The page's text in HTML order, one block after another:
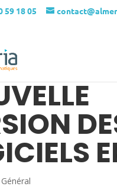
59 18 05
Général